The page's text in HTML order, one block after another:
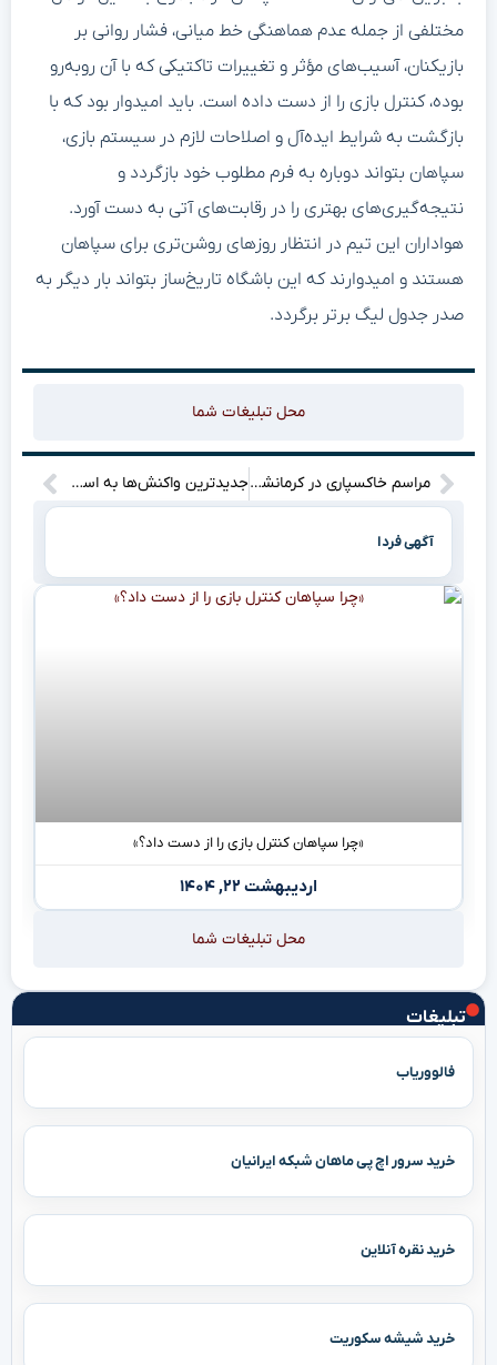
تبلیغات
فالووریاب
خرید سرور اچ پی ماهان شبکه ایرانیان
خرید نقره آنلاین
خرید شیشه سکوریت
مختلفی از جمله عدم هماهنگی خط میانی، فشار روانی بر
بازیکنان، آسیب‌های مؤثر و تغییرات تاکتیکی که با آن روبه‌رو
بوده، کنترل بازی را از دست داده است. باید امیدوار بود که با
بازگشت به شرایط ایده‌آل و اصلاحات لازم در سیستم بازی،
سپاهان بتواند دوباره به فرم مطلوب خود بازگردد و
نتیجه‌گیری‌های بهتری را در رقابت‌های آتی به دست آورد.
هواداران این تیم در انتظار روزهای روشن‌تری برای سپاهان
هستند و امیدوارند که این باشگاه تاریخ‌ساز بتواند بار دیگر به
صدر جدول لیگ برتر برگردد.
محل تبلیغات شما
مراسم خاکسپاری در کرمانشاه: حادثه‌ای دلخراش با ۲ کشته و ۳ مصدوم! جدیدترین واکنش‌ها به استوری جهرمی که همه را شگفت‌زده کرد!
آگهی فردا
«چرا سپاهان کنترل بازی را از دست داد؟»
اردیبهشت ۲۲, ۱۴۰۴
محل تبلیغات شما